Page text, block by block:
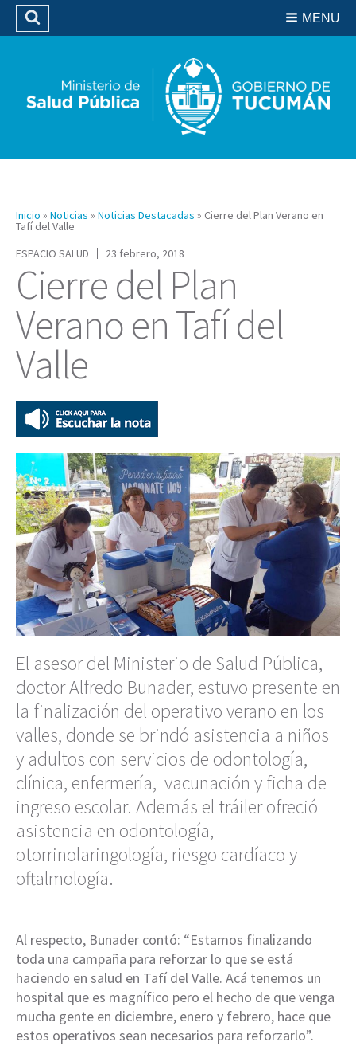
Biblioteca
MENU
Buscar
Inicio » Noticias » Noticias Destacadas » Cierre del Plan Verano en
Tafí del Valle
ESPACIO SALUD
23 febrero, 2018
Cierre del Plan
Verano en Tafí del
Valle
El asesor del Ministerio de Salud Pública,
doctor Alfredo Bunader, estuvo presente en
la finalización del operativo verano en los
valles, donde se brindó asistencia a niños
y adultos con servicios de odontología,
clínica, enfermería, vacunación y ficha de
ingreso escolar. Además el tráiler ofreció
asistencia en odontología,
otorrinolaringología, riesgo cardíaco y
oftalmología.
Al respecto, Bunader contó: “Estamos finalizando
toda una campaña para reforzar lo que se está
haciendo en salud en Tafí del Valle. Acá tenemos un
hospital que es magnífico pero el hecho de que venga
mucha gente en diciembre, enero y febrero, hace que
estos operativos sean necesarios para reforzarlo”.